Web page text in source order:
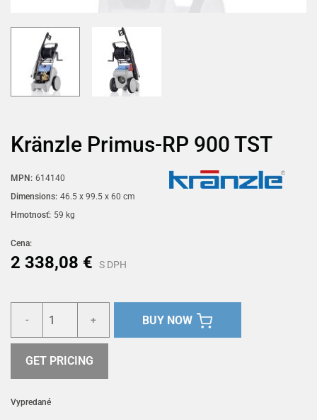
Kränzle Primus-RP 900 TST
MPN: 614140
Dimensions: 46.5 x 99.5 x 60 cm
Hmotnosť: 59 kg
Cena:
2 338,08 € S DPH
- + BUY NOW
GET PRICING
Vypredané